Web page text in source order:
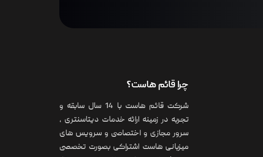
چرا قائم هاست؟
شرکت قائم هاست با 14 سال سابقه و
تجربه در زمینه ارائه خدمات دیتاسنتری ،
سرور مجازی و اختصاصی و سرویس های
میزبانی هاست اشتراکی بصورت تخصصی